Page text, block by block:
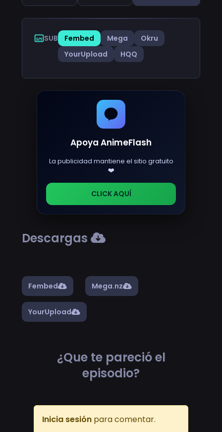
SUB Fembed Mega
Okru
YourUpload
HQQ
Apoya AnimeFlash
La publicidad mantiene el sitio gratuito
❤️
CLICK AQUÍ
Descargas
Fembed Mega.nz
YourUpload
¿Que te pareció el
episodio?
Inicia sesión para comentar.